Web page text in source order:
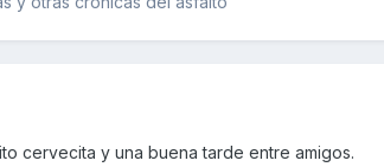
cervecita y una buena tarde entre amigos.